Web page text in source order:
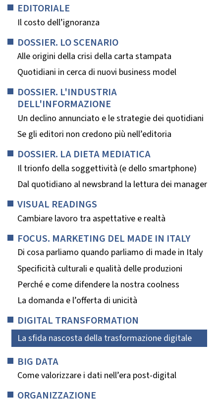
EDITORIALE
Il costo dell’ignoranza
DOSSIER. LO SCENARIO
Alle origini della crisi della carta stampata
Quotidiani in cerca di nuovi business model
DOSSIER. L'INDUSTRIA
DELL'INFORMAZIONE
Un declino annunciato e le strategie dei quotidiani
Se gli editori non credono più nell’editoria
DOSSIER. LA DIETA MEDIATICA
Il trionfo della soggettività (e dello smartphone)
Dal quotidiano al newsbrand la lettura dei manager
VISUAL READINGS
Cambiare lavoro tra aspettative e realtà
FOCUS. MARKETING DEL MADE IN ITALY
Di cosa parliamo quando parliamo di made in Italy
Specificità culturali e qualità delle produzioni
Perché e come difendere la nostra coolness
La domanda e l’offerta di unicità
DIGITAL TRANSFORMATION
La sfida nascosta della trasformazione digitale
BIG DATA
Come valorizzare i dati nell’era post-digital
ORGANIZZAZIONE